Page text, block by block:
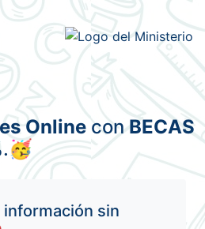
Online conBECAS
.🥳
sin